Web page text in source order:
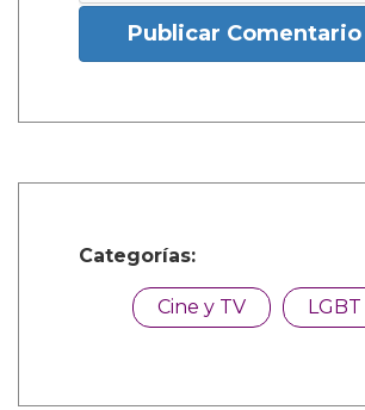
Publicar Comentario
Categorías:
Cine y TV LGBT